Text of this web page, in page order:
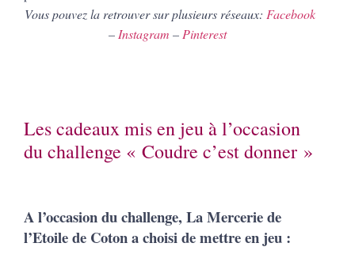
Vous pouvez la retrouver sur plusieurs réseaux: Facebook
– Instagram – Pinterest
Les cadeaux mis en jeu à l’occasion
du challenge « Coudre c’est donner »
A l’occasion du challenge, La Mercerie de
l’Etoile de Coton a choisi de mettre en jeu :